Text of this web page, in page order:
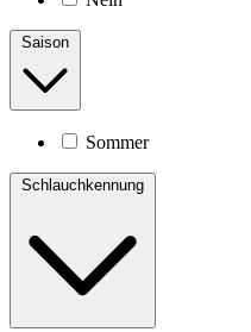
Saison
Sommer
Schlauchkennung